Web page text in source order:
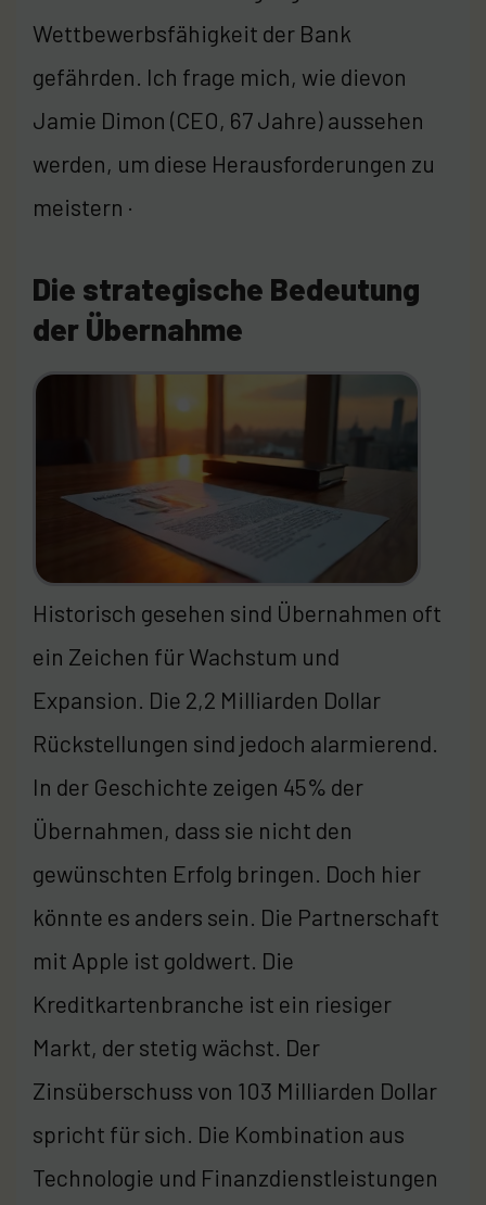
Wettbewerbsfähigkeit der Bank
gefährden. Ich frage mich, wie dievon
Jamie Dimon (CEO, 67 Jahre) aussehen
werden, um diese Herausforderungen zu
meistern ·
Die strategische Bedeutung
der Übernahme
Historisch gesehen sind Übernahmen oft
ein Zeichen für Wachstum und
Expansion. Die 2,2 Milliarden Dollar
Rückstellungen sind jedoch alarmierend.
In der Geschichte zeigen 45% der
Übernahmen, dass sie nicht den
gewünschten Erfolg bringen. Doch hier
könnte es anders sein. Die Partnerschaft
mit Apple ist goldwert. Die
Kreditkartenbranche ist ein riesiger
Markt, der stetig wächst. Der
Zinsüberschuss von 103 Milliarden Dollar
spricht für sich. Die Kombination aus
Technologie und Finanzdienstleistungen